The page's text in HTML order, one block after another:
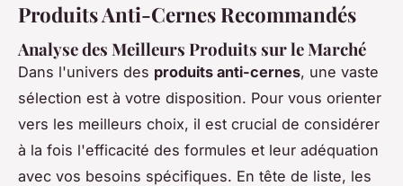
Produits Anti-Cernes Recommandés
Analyse des Meilleurs Produits sur le Marché
Dans l'univers des produits anti-cernes, une vaste
sélection est à votre disposition. Pour vous orienter
vers les meilleurs choix, il est crucial de considérer
à la fois l'efficacité des formules et leur adéquation
avec vos besoins spécifiques. En tête de liste, les